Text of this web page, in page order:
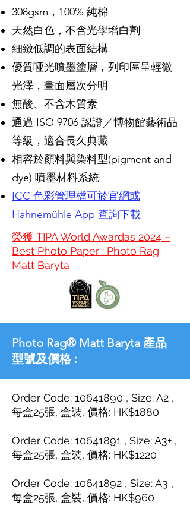
308gsm，100% 純棉
天然白色，不含光學增白劑
細緻低調的表面結構
優質哑光噴墨塗層，列印區呈輕微
光澤，畫面層次分明
無酸、不含木質素
通過 ISO 9706 認證／博物館藝術品
等級，適合長久典藏
相容於顏料與染料型(pigment and
dye) 噴墨材料系統
ICC 色彩管理檔可於官網或
Hahnemühle App 查詢下載
榮獲 TIPA World Awardas 2024 –
Best Photo Paper : Photo Rag
Matt Baryta
Photo Rag® Matt Baryta 產品
型號及價格 :
Order Code: 10641890 , Size: A2 ,
每盒25張, 盒裝, 價格: HK$1880
Order Code: 10641891 , Size: A3+ ,
每盒25張, 盒裝, 價格: HK$1220
Order Code: 10641892 , Size: A3 ,
每盒25張, 盒裝, 價格: HK$960